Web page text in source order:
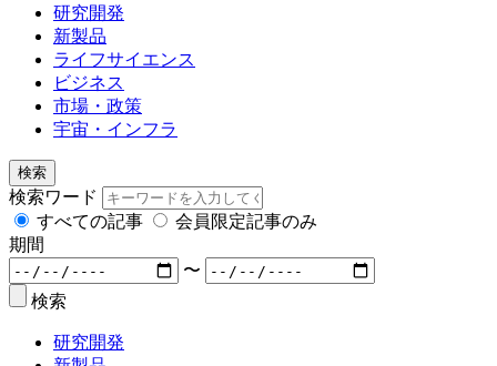
研究開発
新製品
ライフサイエンス
ビジネス
市場・政策
宇宙・インフラ
検索
検索ワード
すべての記事
会員限定記事のみ
期間
〜
検索
研究開発